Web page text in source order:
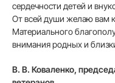
сердечности детей и
От всей души желаю вам
Материального
внимания родных и
В. В. Коваленко,